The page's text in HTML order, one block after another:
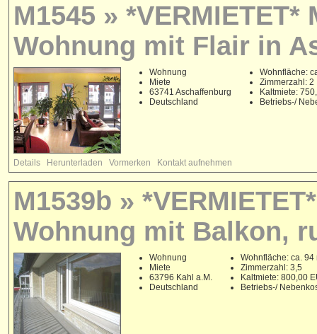
M1545 »
Wohnung mit Flair in
Wohnung
Miete
63741 Aschaffenburg
Deutschland
Wohnfläche:
Zimmerzahl: 2
Kaltmiete:
Betriebs-/
Details Herunterladen Vormerken Kontakt aufnehmen
M1539b »
Wohnung mit Balkon,
Wohnung
Miete
63796 Kahl a.M.
Deutschland
Wohnfläche: ca. 94
Zimmerzahl: 3,5
Kaltmiete: 800,00
Betriebs-/